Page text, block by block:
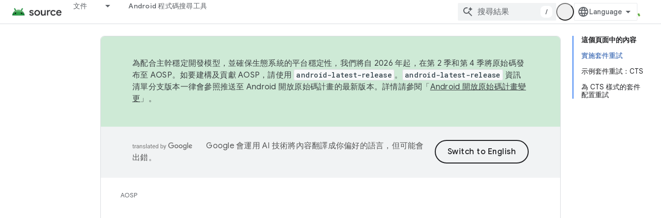
文件 Android 程式碼搜尋工具
/
這個頁面中的內容
實施套件重試
示例套件重試：CTS
為 CTS 樣式的套件
配置重試
為配合主幹穩定開發模型，並確保生態系統的平台穩定性，我們將自 2026 年起，在第 2 季和第 4 季將原始碼發
布至 AOSP。如要建構及貢獻 AOSP，請使用 android-latest-release 。 android-latest-release
資訊
清單分支版本一律會參照推送至 Android 開放原始碼計畫的最新版本。詳情請參閱「 Android 開放原始碼計畫變
更 」。
Google 會運用 AI 技術將內容翻譯成你偏好的語言，但可能會
出錯。
AOSP